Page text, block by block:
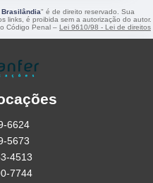
" é de direito reservado. Sua
links, é proibida sem a autorização do autor.
Código Penal – Lei 9610/98 - Lei de direitos
6624
5673
4513
7744